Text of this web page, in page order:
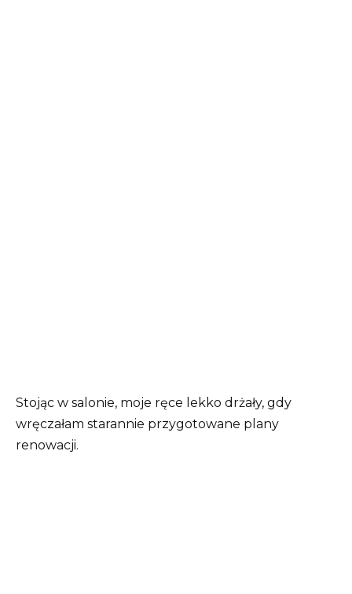
Stojąc w salonie, moje ręce lekko drżały, gdy
wręczałam starannie przygotowane plany
renowacji.